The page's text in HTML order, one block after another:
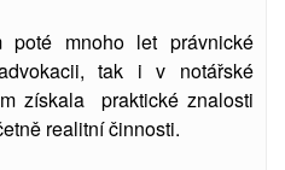
poté mnoho let právnické
tak i v notářské
získala praktické znalosti
realitní činnosti.